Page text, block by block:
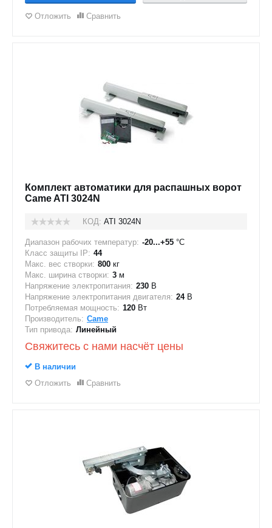
Отложить Сравнить
Комплект автоматики для распашных ворот
Came ATI 3024N
КОД: ATI 3024N
Диапазон рабочих температур: -20...+55 °C
Класс защиты IP: 44
Макс. вес створки: 800 кг
Макс. ширина створки: 3 м
Напряжение электропитания: 230 В
Напряжение электропитания двигателя: 24В
Потребляемая мощность: 120 Вт
Производитель: Came
Тип привода: Линейный
Свяжитесь с нами насчёт цены
В наличии
Отложить
Сравнить